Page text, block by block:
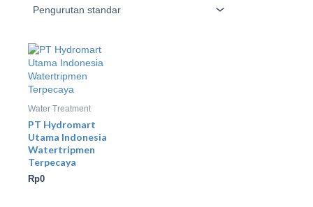
Water Treatment
PT Hydromart
Utama Indonesia
Watertripmen
Terpecaya
Rp0